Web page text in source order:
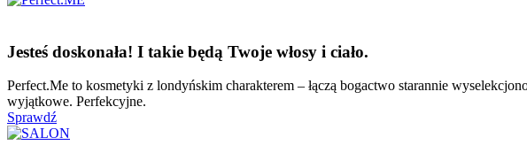
Jesteś doskonała! I takie będą Twoje włosy i ciało.
Perfect.Me to kosmetyki z londyńskim charakterem – łączą bogactwo starannie
wyjątkowe. Perfekcyjne.
Sprawdź